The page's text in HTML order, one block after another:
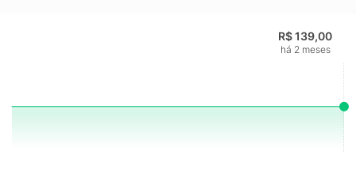
R$ 139,00
há 2 meses